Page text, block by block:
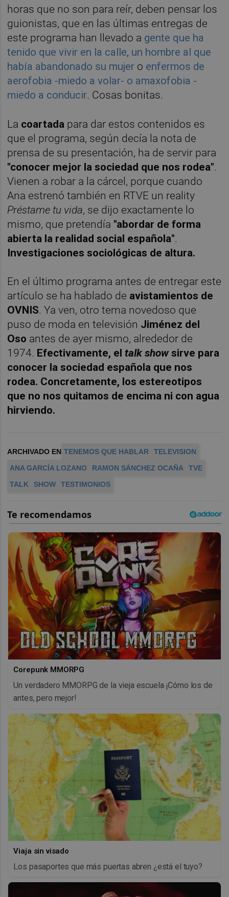
horas que no son para reír, deben pensar los
guionistas, que en las últimas entregas de
este programa han llevado a gente que ha
tenido que vivir en la calle, un hombre al que
había abandonado su mujer o enfermos de
aerofobia -miedo a volar- o amaxofobia -
miedo a conducir. Cosas bonitas.
La coartada para dar estos contenidos es
que el programa, según decía la nota de
prensa de su presentación, ha de servir para
"conocer mejor la sociedad que nos rodea".
Vienen a robar a la cárcel, porque cuando
Ana estrenó también en RTVE un reality
Préstame tu vida, se dijo exactamente lo
mismo, que pretendía "abordar de forma
abierta la realidad social española".
Investigaciones sociológicas de altura.
En el último programa antes de entregar este
artículo se ha hablado de avistamientos de
OVNIS. Ya ven, otro tema novedoso que
puso de moda en televisión Jiménez del
Oso antes de ayer mismo, alrededor de
1974. Efectivamente, eltalk show sirve para
conocer la sociedad española que nos
rodea. Concretamente, los estereotipos
que no nos quitamos de encima ni con agua
hirviendo.
ARCHIVADO EN TENEMOS QUE HABLAR
TELEVISION
ANA GARCÍA LOZANO
RAMON SÁNCHEZ OCAÑA
TVE
TALK
SHOW TESTIMONIOS
Corepunk MMORPG
Un verdadero MMORPG de la vieja escuela ¡Cómo los de
antes, pero mejor!
Viaja sin visado
Los pasaportes que más puertas abren ¿está el tuyo?